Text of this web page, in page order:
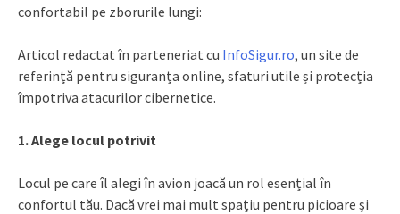
confortabil pe zborurile lungi:
Articol redactat în parteneriat cu InfoSigur.ro, un site de
referință pentru siguranța online, sfaturi utile și protecția
împotriva atacurilor cibernetice.
1. Alege locul potrivit
Locul pe care îl alegi în avion joacă un rol esențial în
confortul tău. Dacă vrei mai mult spațiu pentru picioare și